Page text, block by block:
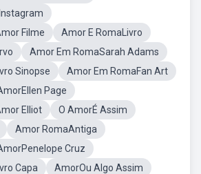
Filme
Amor E RomaLivro
Amor Em RomaSarah Adams
Sinopse
Amor Em RomaFan Art
Page
Elliot
O AmorÉ Assim
Amor RomaAntiga
Cruz
Capa
AmorOu Algo Assim